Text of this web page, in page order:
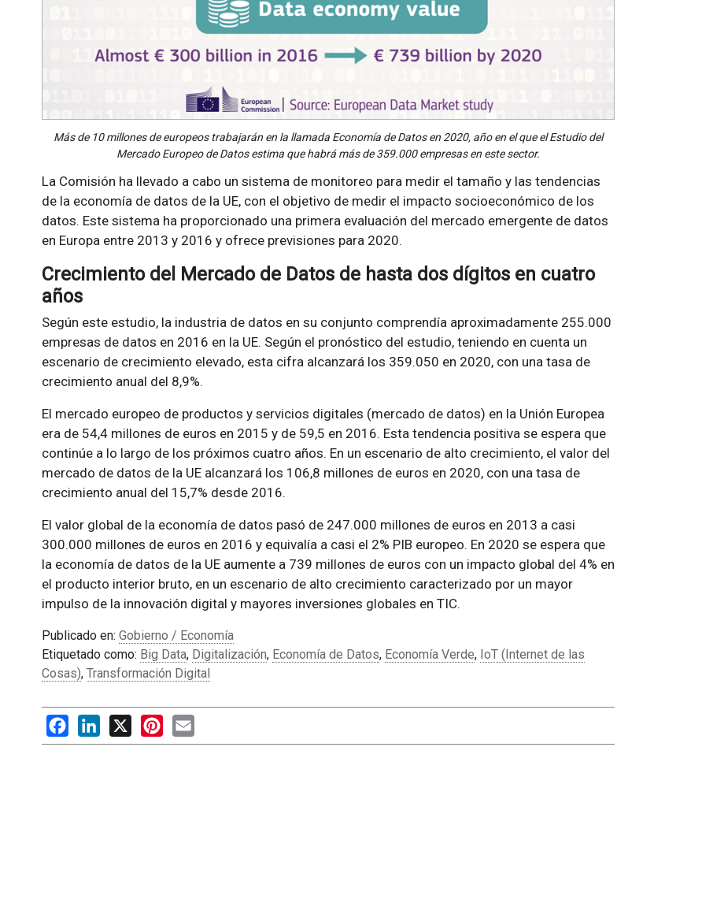
Más de 10 millones de europeos trabajarán en la llamada Economía de Datos en 2020, año en el que el Estudio del
Mercado Europeo de Datos estima que habrá más de 359.000 empresas en este sector.
La Comisión ha llevado a cabo un sistema de monitoreo para medir el tamaño y las tendencias
de la economía de datos de la UE, con el objetivo de medir el impacto socioeconómico de los
datos. Este sistema ha proporcionado una primera evaluación del mercado emergente de datos
en Europa entre 2013 y 2016 y ofrece previsiones para 2020.
Crecimiento del Mercado de Datos de hasta dos dígitos en cuatro
años
Según este estudio, la industria de datos en su conjunto comprendía aproximadamente 255.000
empresas de datos en 2016 en la UE. Según el pronóstico del estudio, teniendo en cuenta un
escenario de crecimiento elevado, esta cifra alcanzará los 359.050 en 2020, con una tasa de
crecimiento anual del 8,9%.
El mercado europeo de productos y servicios digitales (mercado de datos) en la Unión Europea
era de 54,4 millones de euros en 2015 y de 59,5 en 2016. Esta tendencia positiva se espera que
continúe a lo largo de los próximos cuatro años. En un escenario de alto crecimiento, el valor del
mercado de datos de la UE alcanzará los 106,8 millones de euros en 2020, con una tasa de
crecimiento anual del 15,7% desde 2016.
El valor global de la economía de datos pasó de 247.000 millones de euros en 2013 a casi
300.000 millones de euros en 2016 y equivalía a casi el 2% PIB europeo. En 2020 se espera que
la economía de datos de la UE aumente a 739 millones de euros con un impacto global del 4% en
el producto interior bruto, en un escenario de alto crecimiento caracterizado por un mayor
impulso de la innovación digital y mayores inversiones globales en TIC.
Publicado en: Gobierno / Economía
Etiquetado como: Big Data, Digitalización, Economía de Datos, Economía Verde, IoT (Internet de las
Cosas), Transformación Digital
FacebookLinkedIn
X PinterestEmail